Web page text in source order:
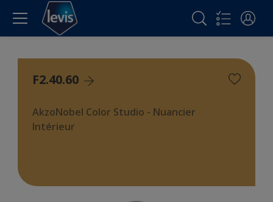
F2.40.60
AkzoNobel Color Studio - Nuancier
Intérieur